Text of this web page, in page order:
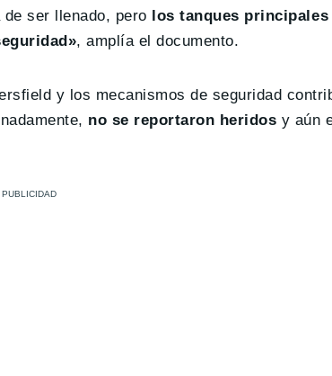
ser llenado, pero los tanques
, amplía el documento.
y los mecanismos de seguridad
no se reportaron heridos y aún